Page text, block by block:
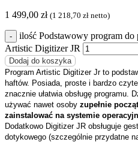
1 499,00 zł (1 218,70 zł netto)
ilość Podstawowy program
Artistic Digitizer JR
Dodaj do koszyka
Program Artistic Digitizer Jr to
haftów. Posiada, proste i bardzo
znacznie ułatwia obsługę programu.
używać nawet osoby zupełnie
zainstalować na systemie
Dodatkowo Digitizer JR obsługuje
dotykowego (szczególnie przydatne